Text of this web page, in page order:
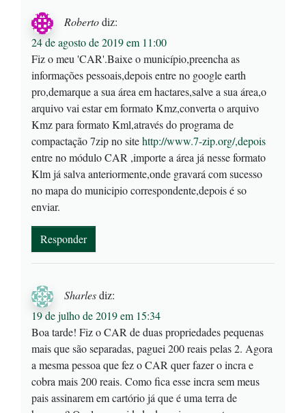
Robertodiz:
24 de agosto de 2019 em 11:00
Fiz o meu 'CAR'.Baixe o município,preencha as
informações pessoais,depois entre no google earth
pro,demarque a sua área em hactares,salve a sua área,o
arquivo vai estar em formato Kmz,converta o arquivo
Kmz para formato Kml,através do programa de
compactação 7zip no sitehttp://www.7-zip.org/,depois
entre no módulo CAR ,importe a área já nesse formato
Klm já salva anteriormente,onde gravará com sucesso
no mapa do municipio correspondente,depois é so
enviar.
Responder
Sharlesdiz:
19 de julho de 2019 em 15:34
Boa tarde! Fiz o CAR de duas propriedades pequenas
mais que são separadas, paguei 200 reais pelas 2. Agora
a mesma pessoa que fez o CAR quer fazer o incra e
cobra mais 200 reais. Como fica esse incra sem meus
pais assinarem em cartório já que é uma terra de